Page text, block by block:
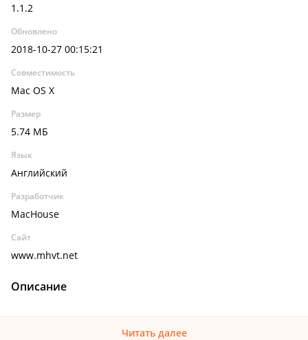
1.1.2
Обновлено
2018-10-27 00:15:21
Совместимость
Mac OS X
Размер
5.74 МБ
Язык
Английский
Разработчик
MacHouse
Сайт
www.mhvt.net
Описание
Читать далее